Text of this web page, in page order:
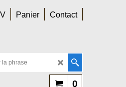
Panier Contact
0